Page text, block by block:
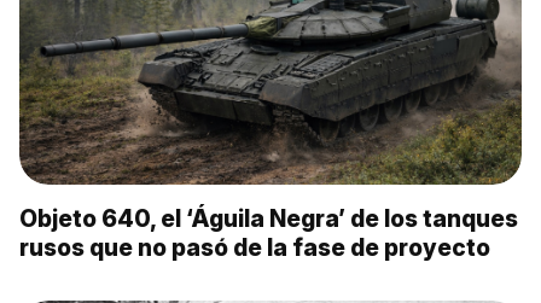
Objeto 640, el ‘Águila Negra’ de los tanques
rusos que no pasó de la fase de proyecto